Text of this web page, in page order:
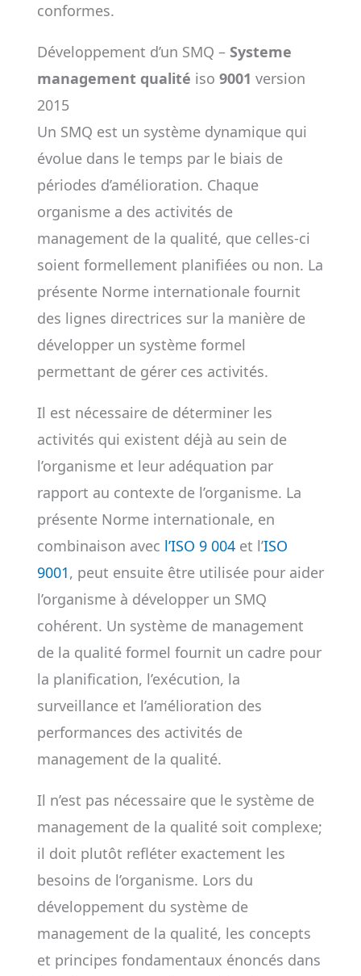
conformes.
Développement d’un SMQ – Systeme
management qualité iso 9001 version
2015
Un SMQ est un système dynamique qui
évolue dans le temps par le biais de
périodes d’amélioration. Chaque
organisme a des activités de
management de la qualité, que celles-ci
soient formellement planifiées ou non. La
présente Norme internationale fournit
des lignes directrices sur la manière de
développer un système formel
permettant de gérer ces activités.
Il est nécessaire de déterminer les
activités qui existent déjà au sein de
l’organisme et leur adéquation par
rapport au contexte de l’organisme. La
présente Norme internationale, en
combinaison avec l’ISO 9 004et l’ISO
9001, peut ensuite être utilisée pour aider
l’organisme à développer un SMQ
cohérent. Un système de management
de la qualité formel fournit un cadre pour
la planification, l’exécution, la
surveillance et l’amélioration des
performances des activités de
management de la qualité.
Il n’est pas nécessaire que le système de
management de la qualité soit complexe;
il doit plutôt refléter exactement les
besoins de l’organisme. Lors du
développement du système de
management de la qualité, les concepts
et principes fondamentaux énoncés dans